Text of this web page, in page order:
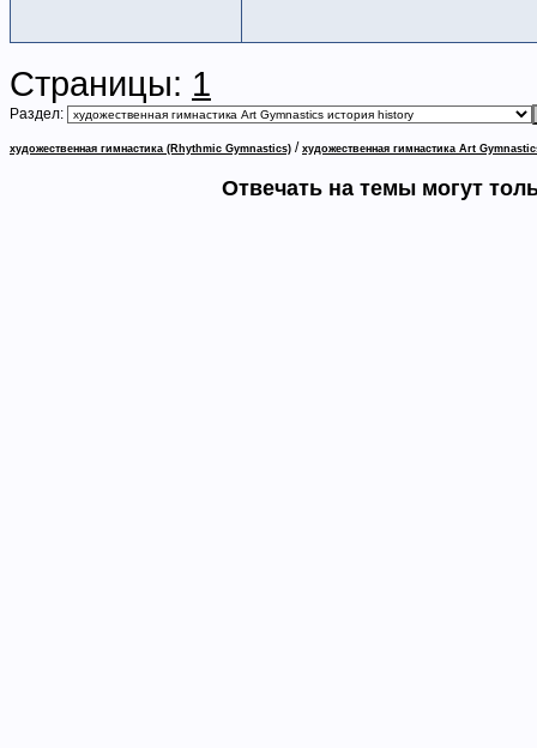
Страницы: 1
Раздел:
художественная гимнастика (Rhythmic Gymnastics) / художественная гимнастика Art
Отвечать на темы могут